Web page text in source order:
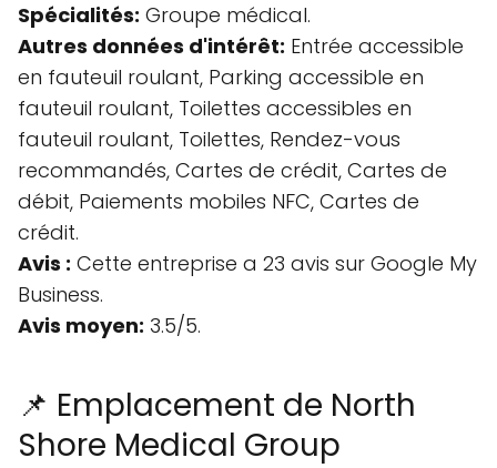
Spécialités: Groupe médical.
Autres données d'intérêt: Entrée accessible
en fauteuil roulant, Parking accessible en
fauteuil roulant, Toilettes accessibles en
fauteuil roulant, Toilettes, Rendez-vous
recommandés, Cartes de crédit, Cartes de
débit, Paiements mobiles NFC, Cartes de
crédit.
Avis : Cette entreprise a 23 avis sur Google My
Business.
Avis moyen: 3.5/5.
📌 Emplacement de North
Shore Medical Group